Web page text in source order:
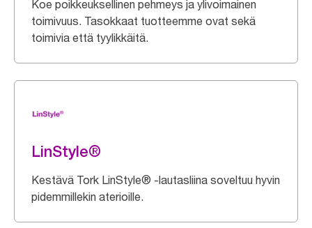
Koe poikkeuksellinen pehmeys ja ylivoimainen
toimivuus. Tasokkaat tuotteemme ovat sekä
toimivia että tyylikkäitä.
LinStyle®
Kestävä Tork LinStyle® -lautasliina soveltuu hyvin
pidemmillekin aterioille.